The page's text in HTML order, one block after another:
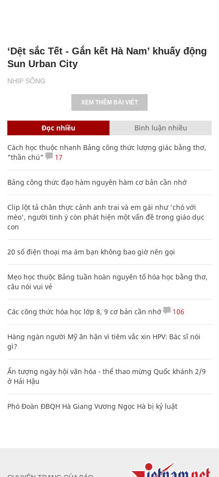
NHỊP SỐNG
‘Dệt sắc Tết - Gắn kết Hà Nam’ khuấy động
Sun Urban City
XEM THÊM BÀI VIẾT
Đọc nhiều Bình luận nhiều
Cách học thuộc nhanh Bảng công thức lượng giác bằng thơ,
"thần chú"
17
Bảng công thức đạo hàm nguyên hàm cơ bản cần nhớ
Clip lột tả chân thực cảnh anh trai và em gái như 'chó với
mèo', người tinh ý còn phát hiện một vấn đề trong giáo dục
con
20 số điện thoại ma ám bạn không bao giờ nên gọi
Mẹo học thuộc Bảng tuần hoàn nguyên tố hóa học bằng thơ,
câu nói vui vẻ
Các công thức hóa học lớp 8, 9 cơ bản cần nhớ 106
Hàng ngàn người Mỹ ân hận vì tiêm vắc xin HPV: Bác sĩ nói
gì?
Ấn tượng ngày hội văn hóa - thể thao mừng Quốc khánh 2/9
ở Hải Hậu
Phó Đoàn ĐBQH Hà Giang Vương Ngọc Hà bị kỷ luật